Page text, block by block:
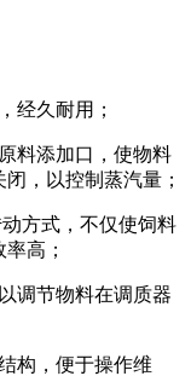
经久耐用；
料添加口，使物料
，以控制蒸汽量；
方式，不仅使饲料
高；
调节物料在调质器
构，便于操作维